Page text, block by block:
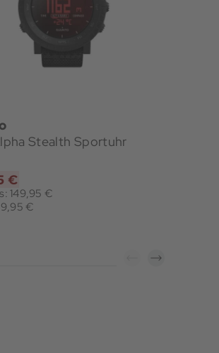
Stealth Sportuhr
€
149,95 €
€